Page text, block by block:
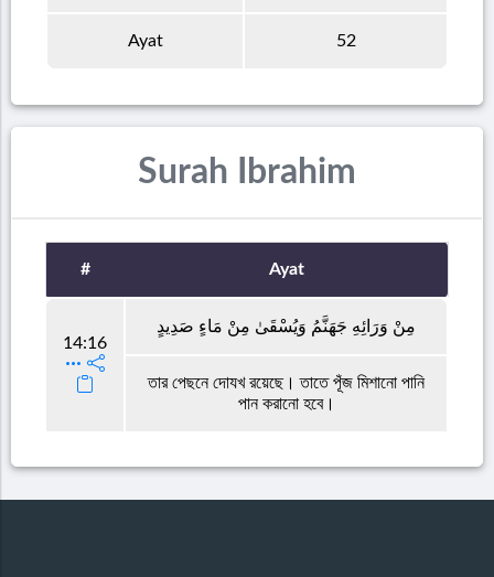
Ayat 52
Surah Ibrahim
# Ayat
14:16
مِنْ وَرَائِهِ جَهَنَّمُ وَيُسْقَىٰ مِنْ مَاءٍ صَدِيدٍ
তার পেছনে দোযখ রয়েছে। তাতে পূঁজ মিশানো পানি
পান করানো হবে।